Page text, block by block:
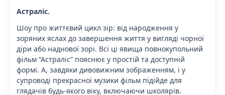
Астраліс.
Шоу про життєвий цикл зір: від народження у
зоряних яслах до завершення життя у вигляді чорної
діри або наднової зорі. Всі ці явища повнокупольний
фільм “Астраліс” пояснює у простій та доступній
формі. А, завдяки дивовижним зображенням, і у
супроводі прекрасної музики фільм підійде для
глядачів будь-якого віку, включаючи школярів.